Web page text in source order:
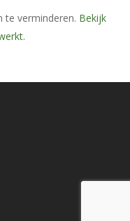
te verminderen. Bekijk
.